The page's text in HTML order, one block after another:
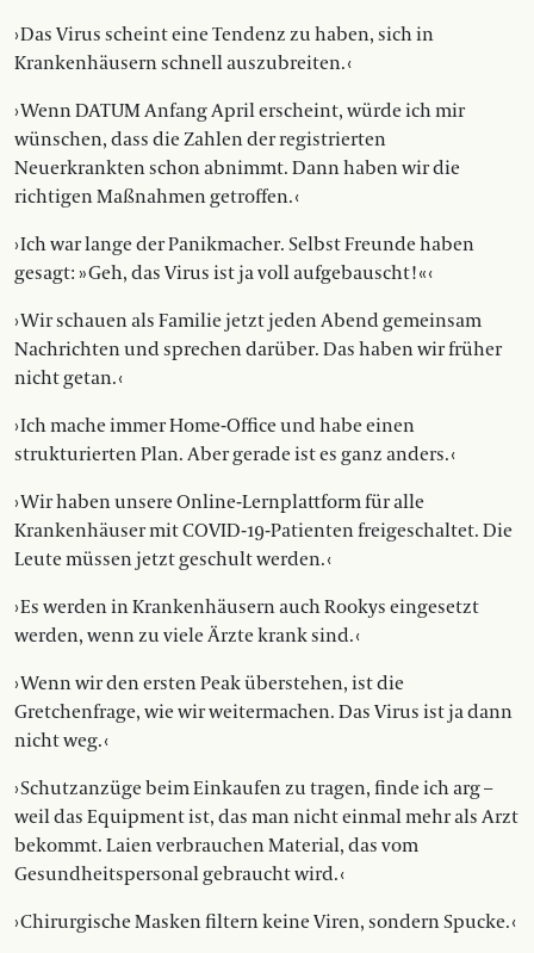
› Das Virus scheint eine Tendenz zu haben, sich in
Krankenhäusern schnell auszubreiten. ‹
› Wenn DATUM Anfang April erscheint, würde ich mir
wünschen, dass die Zahlen der registrierten
Neuerkrankten schon abnimmt. Dann haben wir die
richtigen Maßnahmen getroffen. ‹
› Ich war lange der Panikmacher. Selbst Freunde haben
gesagt: » Geh, das Virus ist ja voll aufgebauscht! « ‹
› Wir schauen als Familie jetzt jeden Abend gemeinsam
Nachrichten und sprechen darüber. Das haben wir ­früher
nicht getan. ‹
› Ich mache immer Home-Office und habe einen
strukturierten Plan. Aber gerade ist es ganz anders. ‹
› Wir haben unsere Online-Lernplattform für alle
Krankenhäuser mit COVID-19-Patienten freigeschaltet. Die
Leute müssen jetzt geschult werden. ‹
› Es werden in Krankenhäusern auch Rookys eingesetzt
werden, wenn zu viele Ärzte krank sind. ‹
› Wenn wir den ersten Peak überstehen, ist die
Gretchenfrage, wie wir weiter­machen. Das Virus ist ja dann
nicht weg. ‹
› Schutzanzüge beim Einkaufen zu ­tragen, finde ich arg –
weil das Equipment ist, das man nicht einmal mehr als Arzt
bekommt. Laien verbrauchen Material, das vom
Gesundheitsper­sonal gebraucht wird. ‹
› Chirurgische Masken filtern keine Viren, sondern Spucke. ‹